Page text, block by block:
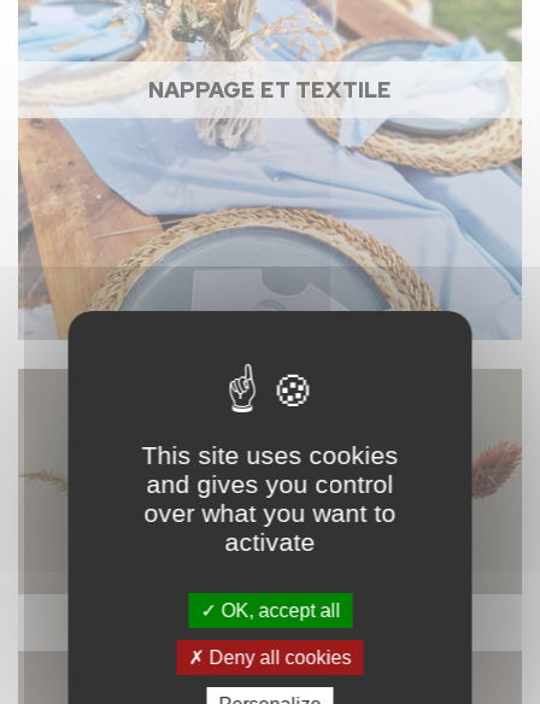
NAPPAGE ET TEXTILE
DÉCORATION
This site uses cookies
and gives you control
over what you want to
activate
OK, accept all
Deny all cookies